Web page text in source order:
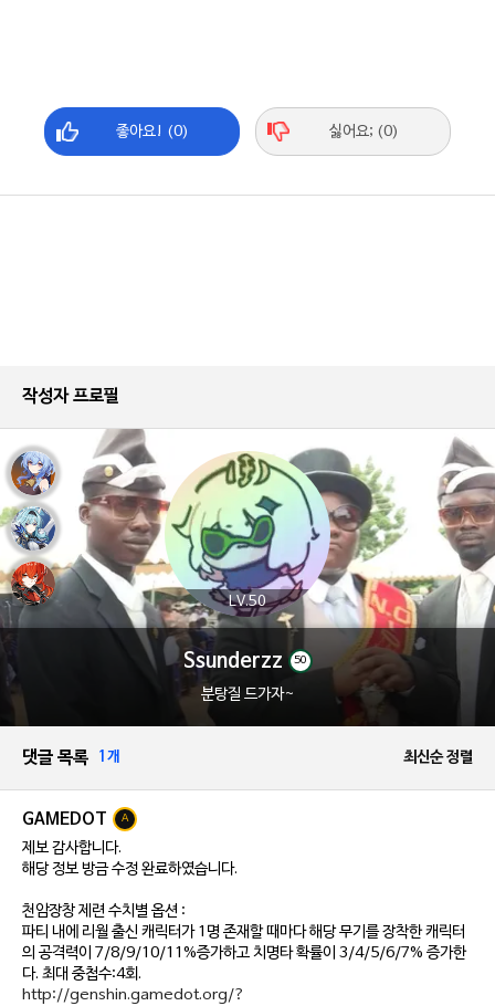
좋아요! (0) 싫어요; (0)
작성자 프로필
LV.50
Ssunderzz 50
분탕질 드가자~
댓글 목록 1개 최신순 정렬
GAMEDOT A
제보 감사합니다.
해당 정보 방금 수정 완료하였습니다.
천암장창 제련 수치별 옵션 :
파티 내에 리월 출신 캐릭터가 1명 존재할 때마다 해당 무기를 장착한 캐릭터
의 공격력이 7/8/9/10/11%증가하고 치명타 확률이 3/4/5/6/7% 증가한
다. 최대 중첩수:4회.
http://genshin.gamedot.org/?